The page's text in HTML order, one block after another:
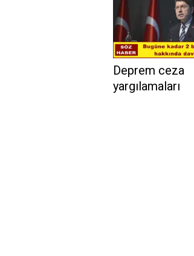
Deprem ceza
yargılamaları